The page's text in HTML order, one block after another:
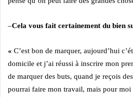
–Cela vous fait certainement du bien
« C’est bon de marquer, aujourd’hui
domicile et j’ai réussi à inscrire mon
de marquer des buts, quand je reçois
pourrai faire mon travail, mais pour moi